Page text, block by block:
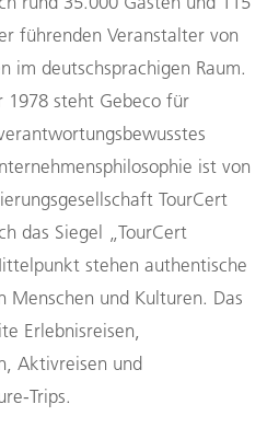
führenden Veranstalter von
im deutschsprachigen Raum.
1978 steht Gebeco für
ist von
TourCert
das Siegel „TourCert
stehen authentische
Menschen und Kulturen. Das
Erlebnisreisen,
Aktivreisen und
Trips.